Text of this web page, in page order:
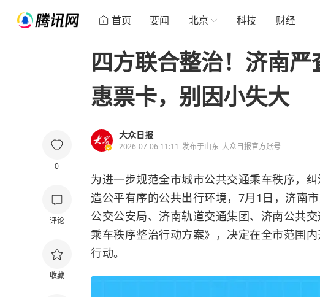
首页 要闻 北京 科技 财经
0
评论
收藏
四方联合整治！济南
惠票卡，别因小失大
大众日报
2026-07-06 11:11 发布于山东 大众日报官方账号
为进一步规范全市城市公共交通乘车秩序，
造公平有序的公共出行环境，7月1日，济南
公交公安局、济南轨道交通集团、济南公共
乘车秩序整治行动方案》，决定在全市范围
行动。